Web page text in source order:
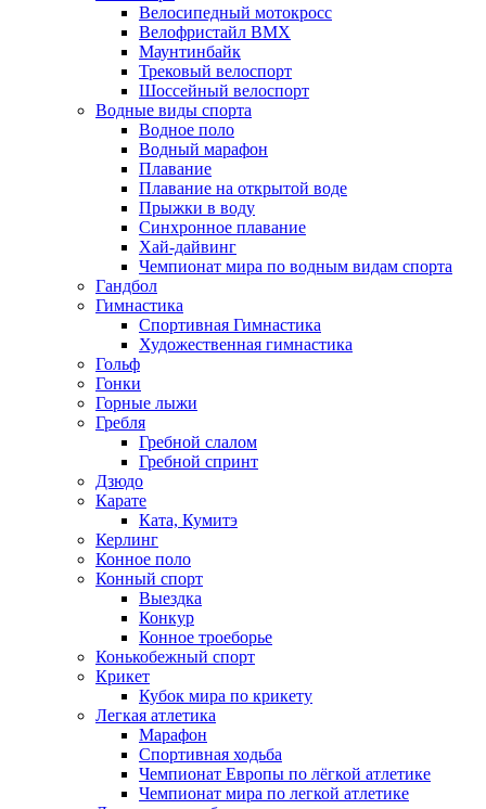
Велосипедный мотокросс
Велофристайл BMX
Маунтинбайк
Трековый велоспорт
Шоссейный велоспорт
Водные виды спорта
Водное поло
Водный марафон
Плавание
Плавание на открытой воде
Прыжки в воду
Синхронное плавание
Хай-дайвинг
Чемпионат мира по водным видам спорта
Гандбол
Гимнастика
Спортивная Гимнастика
Художественная гимнастика
Гольф
Гонки
Горные лыжи
Гребля
Гребной слалом
Гребной спринт
Дзюдо
Карате
Ката, Кумитэ
Керлинг
Конное поло
Конный спорт
Выездка
Конкур
Конное троеборье
Конькобежный спорт
Крикет
Кубок мира по крикету
Легкая атлетика
Марафон
Спортивная ходьба
Чемпионат Европы по лёгкой атлетике
Чемпионат мира по легкой атлетике